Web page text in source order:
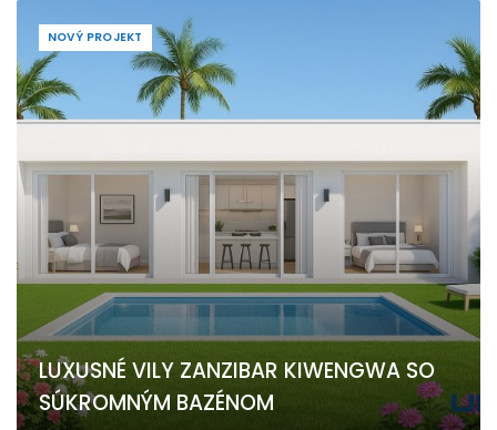
NOVÝ PROJEKT
LUXUSNÉ VILY ZANZIBAR KIWENGWA SO
SÚKROMNÝM BAZÉNOM